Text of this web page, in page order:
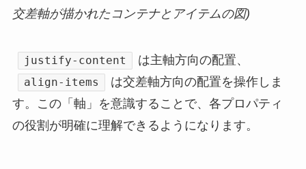
交差軸が描かれたコンテナとアイテムの図)
justify-content は主軸方向の配置、
align-items
は交差軸方向の配置を操作しま
す。この「軸」を意識することで、各プロパティ
の役割が明確に理解できるようになります。